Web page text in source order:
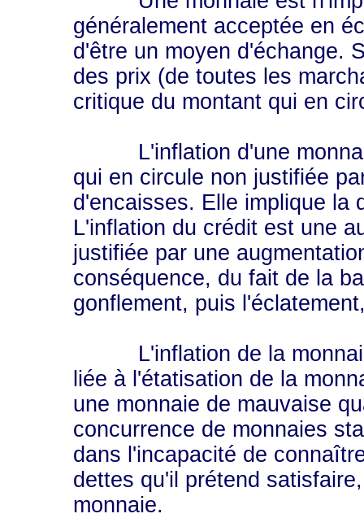
généralement acceptée en
d'être un moyen d'échange.
des prix (de toutes les
critique du montant qui en
L'inflation d'une monnaie
qui en circule non justifiée
d'encaisses. Elle implique la
L'inflation du crédit est une
justifiée par une
conséquence, du fait de la
gonflement, puis
L'inflation de la monnaie
liée à l'étatisation de la
une monnaie de mauvaise
concurrence de monnaies
dans l'incapacité de
dettes qu'il prétend
monnaie.